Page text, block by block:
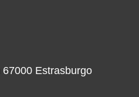
Estrasburgo